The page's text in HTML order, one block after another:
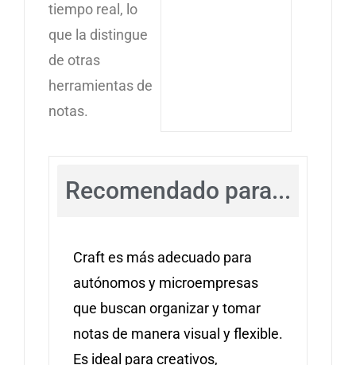
tiempo real, lo
que la distingue
de otras
herramientas de
notas.
Recomendado para...
Craft es más adecuado para
autónomos y microempresas
que buscan organizar y tomar
notas de manera visual y flexible.
Es ideal para creativos,